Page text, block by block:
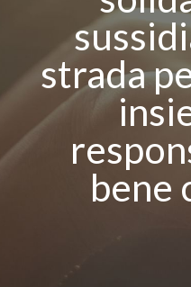
strada
bene